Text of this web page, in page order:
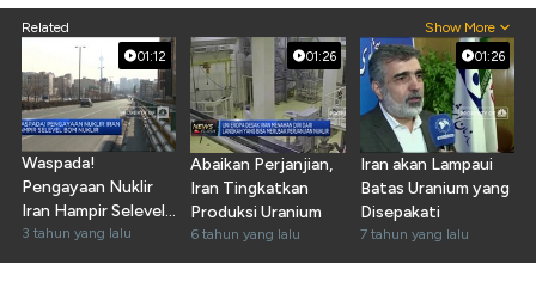
Related Show More
01:12
Waspada!
Pengayaan Nuklir
Iran Hampir Selevel
Bom Nuklir
3 tahun yang lalu
01:26
Abaikan Perjanjian,
Iran Tingkatkan
Produksi Uranium
6 tahun yang lalu
01:26
Iran akan Lampaui
Batas Uranium yang
Disepakati
7 tahun yang lalu